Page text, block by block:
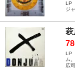
LP
ジ
萩
LP
ム
広